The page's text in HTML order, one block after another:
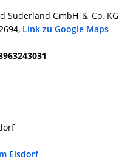
Süderland GmbH ＆ Co. KG
Link zu Google Maps
Elsdorf